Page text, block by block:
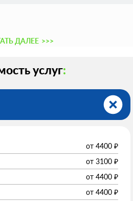
ДАЛЕЕ >>>
услуг:
от 4400 ₽
от 3100 ₽
от 4400 ₽
от 4400 ₽